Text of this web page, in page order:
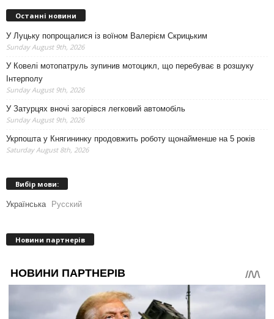
Останні новини
У Луцьку попрощалися із воїном Валерієм Скрицьким
Sunday August 9th, 2026
У Ковелі мотопатруль зупинив мотоцикл, що перебуває в розшуку
Інтерполу
Sunday August 9th, 2026
У Затурцях вночі загорівся легковий автомобіль
Sunday August 9th, 2026
Укрпошта у Княгининку продовжить роботу щонайменше на 5 років
Saturday August 8th, 2026
Вибір мови:
Українська Русский
Новини партнерів